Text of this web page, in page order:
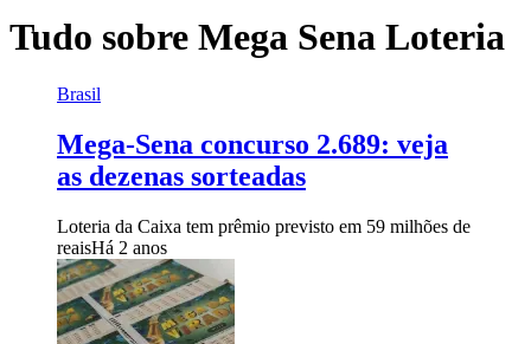
Tudo sobre Mega Sena Loteria
Brasil
Mega-Sena concurso 2.689: veja
as dezenas sorteadas
Loteria da Caixa tem prêmio previsto em 59 milhões de
reaisHá 2 anos